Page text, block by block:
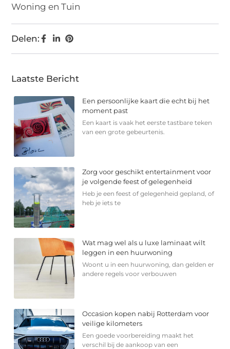
Woning en Tuin
Delen:
Laatste Bericht
Een persoonlijke kaart die echt bij het
moment past
Een kaart is vaak het eerste tastbare teken
van een grote gebeurtenis.
Zorg voor geschikt entertainment voor
je volgende feest of gelegenheid
Heb je een feest of gelegenheid gepland, of
heb je iets te
Wat mag wel als u luxe laminaat wilt
leggen in een huurwoning
Woont u in een huurwoning, dan gelden er
andere regels voor verbouwen
Occasion kopen nabij Rotterdam voor
veilige kilometers
Een goede voorbereiding maakt het
verschil bij de aankoop van een